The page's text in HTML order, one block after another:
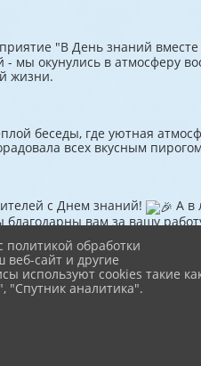
"В День знаний
мы окунулись в атмосферу
жизни.
беседы, где уютная
всех вкусным
с Днем знаний!
А в
вам за вашу
и образование, не
обработки
сайт и другие
используют cookies такие
"Спутник аналитика".